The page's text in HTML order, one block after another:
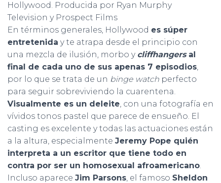
Hollywood. Producida por Ryan Murphy
Television y Prospect Films
En términos generales, Hollywood es súper
entretenida y te atrapa desde el principio con
una mezcla de ilusión, morbo y cliffhangersal
final de cada uno de sus apenas 7 episodios,
por lo que se trata de un binge watch perfecto
para seguir sobreviviendo la cuarentena.
Visualmente es un deleite, con una fotografía en
vívidos tonos pastel que parece de ensueño. El
casting es excelente y todas las actuaciones están
a la altura, especialmente Jeremy Pope quién
interpreta a un escritor que tiene todo en
contra por ser un homosexual afroamericano.
Incluso aparece Jim Parsons, el famoso Sheldon